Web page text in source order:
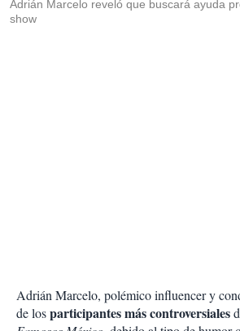
Adrián Marcelo reveló que buscará ayuda
show
Adrián Marcelo, polémico influencer y
de losparticipantes más controversiales